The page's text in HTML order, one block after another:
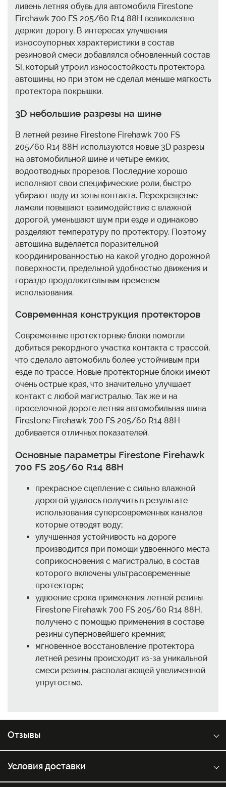
ливень летняя обувь для автомобиля Firestone
Firehawk 700 FS 205/60 R14 88H великолепно
держит дорогу. В интересах улучшения
износоупорных характеристики в состав
резиновой смеси добавлялся обновленный состав
Si, который утроил износостойкость протектора
автошины, но при этом не сделал меньше мягкость
протектора покрышки.
3D небольшие разрезы на шине
В летней резине Firestone Firehawk 700 FS
205/60 R14 88H используются новые 3D разрезы
на автомобильной шине и четыре емких,
водоотводных прорезов. Последние хорошо
исполняют свои специфические роли, быстро
убирают воду из зоны контакта. Перекрещеные
ламели повышают взаимодействие с влажной
дорогой, уменьшают шум при езде и одинаково
разделяют температуру по протектору. Поэтому
автошина выделяется поразительной
координированностью на какой угодно дорожной
поверхности, предельной удобностью движения и
гораздо продолжительным временем
использования.
Современная конструкция протекторов
Современные протекторные блоки помогли
добиться рекордного участка контакта с трассой,
что сделало автомобиль более устойчивым при
езде по трассе. Новые протекторные блоки имеют
очень острые края, что значительно улучшает
контакт с любой магистралью. Так же и на
проселочной дороге летняя автомобильная шина
Firestone Firehawk 700 FS 205/60 R14 88H
добивается отличных показателей.
Основные параметры Firestone Firehawk
700 FS 205/60 R14 88H
прекрасное сцепление с сильно влажной
дорогой удалось получить в результате
использования суперсовременных каналов
которые отводят воду;
улучшенная устойчивость на дороге
производится при помощи удвоенного места
соприкосновения с магистралью, в состав
которого включены ультрасовременные
протекторы;
удвоение срока применения летней резины
Firestone Firehawk 700 FS 205/60 R14 88H,
получено с помощью применения в составе
резины суперновейшего кремния;
мгновенное восстановление протектора
летней резины происходит из-за уникальной
смеси резины, располагающей увеличенной
упругостью.
Отзывы
Условия доставки